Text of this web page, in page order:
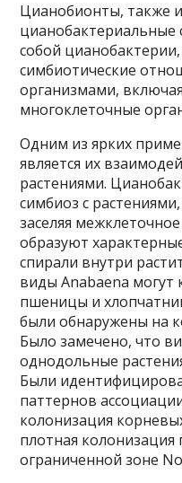
Цианобионты, также
цианобактериальные
собой
симбиотические
организмами,
многоклеточные
Одним из ярких
является их
растениями.
симбиоз с
заселяя
образуют
спирали внутри
виды Anabaena могут
пшеницы и
были обнаружены на
Было замечено, что
однодольные
Были
паттернов
колонизация
плотная колонизация
ограниченной зоне